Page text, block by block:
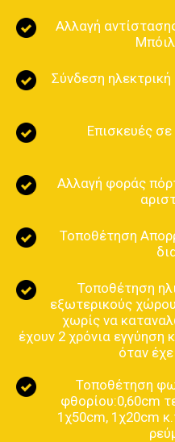
Αλλαγή
Σύνδεση
Επισκευές
Αλλαγή φοράς
Τοποθέτηση
Τοποθέτηση
εξωτερικούς
χωρίς να
έχουν 2 χρόνια εγγύηση
όταν
Τοποθέτηση
φθορίου:0,60cm
1χ50cm, 1χ20cm